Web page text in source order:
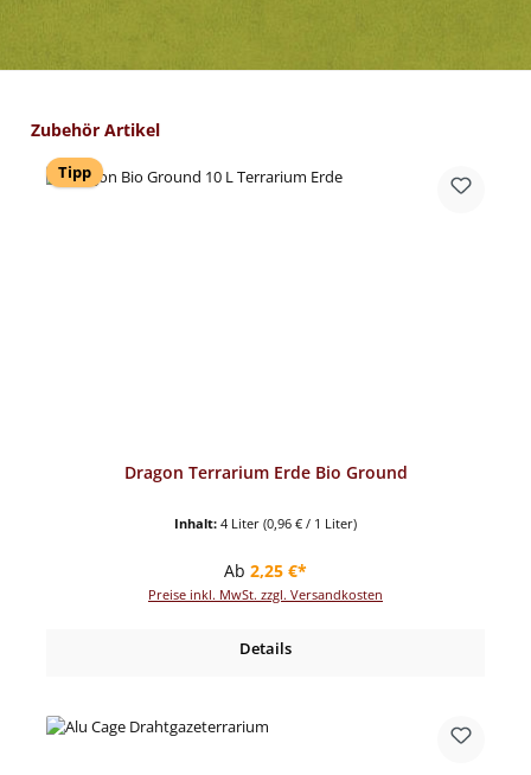
Produktgalerie überspringen
Zubehör Artikel
Tipp
Dragon Terrarium Erde Bio Ground
Inhalt: 4 Liter (0,96 € / 1 Liter)
Regulärer Preis:
Ab 2,25 €*
Preise inkl. MwSt. zzgl. Versandkosten
Details